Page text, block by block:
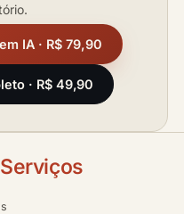
IA · R$ 79,90
· R$ 49,90
Serviços